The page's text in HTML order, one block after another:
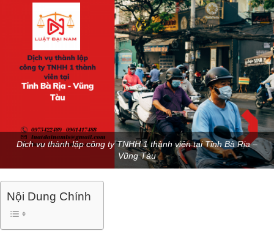
Dịch vụ thành lập công ty TNHH 1 thành viên tại Tỉnh Bà Rịa –
Vũng Tàu
Nội Dung Chính